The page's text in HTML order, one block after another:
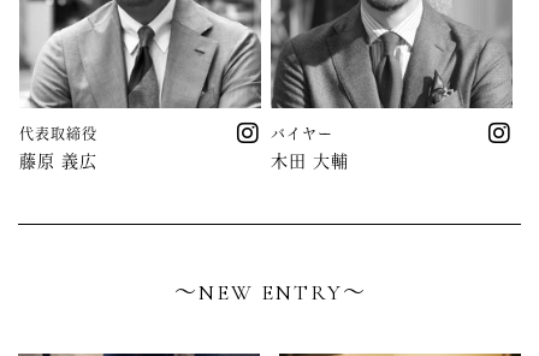
代表取締役
藤原 義広
バイヤー
木田 大輔
〜NEW ENTRY〜